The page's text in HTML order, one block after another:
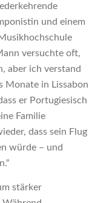
und einem
versuchte oft,
aber ich verstand
Monate in Lissabon
er Portugiesisch
Familie
dass sein Flug
würde – und
stärker